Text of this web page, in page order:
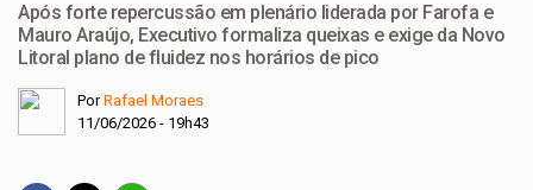
Após forte repercussão em plenário liderada por Farofa e
Mauro Araújo, Executivo formaliza queixas e exige da Novo
Litoral plano de fluidez nos horários de pico
PorRafael Moraes
11/06/2026 - 19h43